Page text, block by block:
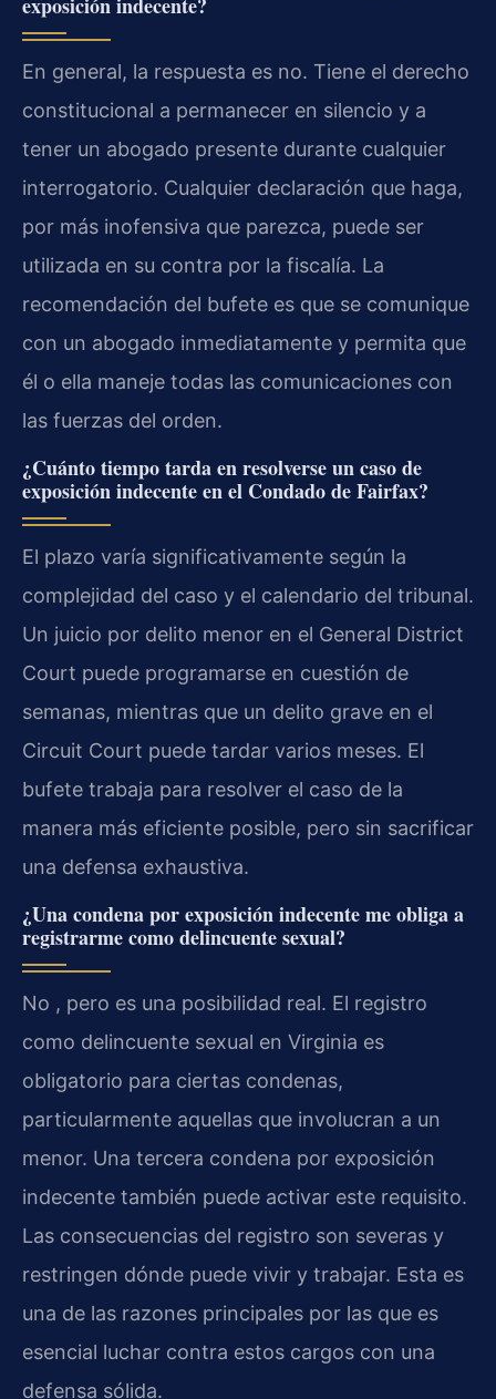
En general, la respuesta es no. Tiene el derecho
constitucional a permanecer en silencio y a
tener un abogado presente durante cualquier
interrogatorio. Cualquier declaración que haga,
por más inofensiva que parezca, puede ser
utilizada en su contra por la fiscalía. La
recomendación del bufete es que se comunique
con un abogado inmediatamente y permita que
él o ella maneje todas las comunicaciones con
las fuerzas del orden.
¿Cuánto tiempo tarda en resolverse un caso de
exposición indecente en el Condado de Fairfax?
El plazo varía significativamente según la
complejidad del caso y el calendario del tribunal.
Un juicio por delito menor en el General District
Court puede programarse en cuestión de
semanas, mientras que un delito grave en el
Circuit Court puede tardar varios meses. El
bufete trabaja para resolver el caso de la
manera más eficiente posible, pero sin sacrificar
una defensa exhaustiva.
¿Una condena por exposición indecente me obliga a
registrarme como delincuente sexual?
No , pero es una posibilidad real. El registro
como delincuente sexual en Virginia es
obligatorio para ciertas condenas,
particularmente aquellas que involucran a un
menor. Una tercera condena por exposición
indecente también puede activar este requisito.
Las consecuencias del registro son severas y
restringen dónde puede vivir y trabajar. Esta es
una de las razones principales por las que es
esencial luchar contra estos cargos con una
defensa sólida.